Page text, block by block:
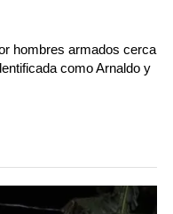
hombres armados cerca
como Arnaldo y